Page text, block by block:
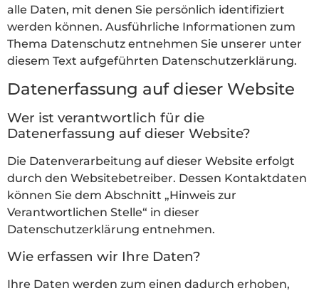
alle Daten, mit denen Sie persönlich identifiziert
werden können. Ausführliche Informationen zum
Thema Datenschutz entnehmen Sie unserer unter
diesem Text aufgeführten Datenschutzerklärung.
Datenerfassung auf dieser Website
Wer ist verantwortlich für die
Datenerfassung auf dieser Website?
Die Datenverarbeitung auf dieser Website erfolgt
durch den Websitebetreiber. Dessen Kontaktdaten
können Sie dem Abschnitt „Hinweis zur
Verantwortlichen Stelle“ in dieser
Datenschutzerklärung entnehmen.
Wie erfassen wir Ihre Daten?
Ihre Daten werden zum einen dadurch erhoben,